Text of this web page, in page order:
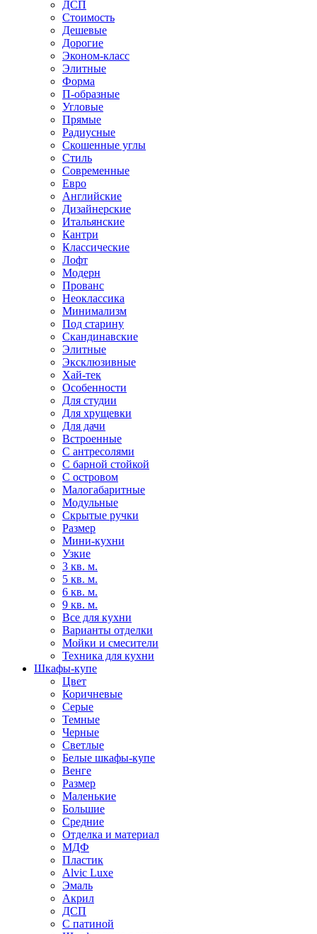
ДСП
Стоимость
Дешевые
Дорогие
Эконом-класс
Элитные
Форма
П-образные
Угловые
Прямые
Радиусные
Скошенные углы
Стиль
Современные
Евро
Английские
Дизайнерские
Итальянские
Кантри
Классические
Лофт
Модерн
Прованс
Неоклассика
Минимализм
Под старину
Скандинавские
Элитные
Эксклюзивные
Хай-тек
Особенности
Для студии
Для хрущевки
Для дачи
Встроенные
С антресолями
С барной стойкой
С островом
Малогабаритные
Модульные
Скрытые ручки
Размер
Мини-кухни
Узкие
3 кв. м.
5 кв. м.
6 кв. м.
9 кв. м.
Все для кухни
Варианты отделки
Мойки и смесители
Техника для кухни
Шкафы-купе
Цвет
Коричневые
Серые
Темные
Черные
Светлые
Белые шкафы-купе
Венге
Размер
Маленькие
Большие
Средние
Отделка и материал
МДФ
Пластик
Alvic Luxe
Эмаль
Акрил
ДСП
С патиной